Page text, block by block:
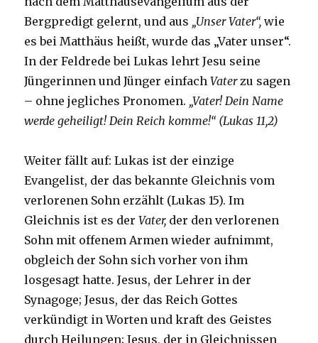
Bergpredigt gelernt, und aus „Unser Vater“, wie
es bei Matthäus heißt, wurde das „Vater unser“.
In der Feldrede bei Lukas lehrt Jesu seine
Jüngerinnen und Jünger einfachVaterzu sagen
– ohne jegliches Pronomen. „Vater! Dein Name
werde geheiligt! Dein Reich komme!“ (Lukas 11,2)
Weiter fällt auf: Lukas ist der einzige
Evangelist, der das bekannte Gleichnis vom
verlorenen Sohn erzählt (Lukas 15). Im
Gleichnis ist es derVater, der den verlorenen
Sohn mit offenem Armen wieder aufnimmt,
obgleich der Sohn sich vorher von ihm
losgesagt hatte. Jesus, der Lehrer in der
Synagoge; Jesus, der das Reich Gottes
verkündigt in Worten und kraft des Geistes
durch Heilungen; Jesus, der in Gleichnissen